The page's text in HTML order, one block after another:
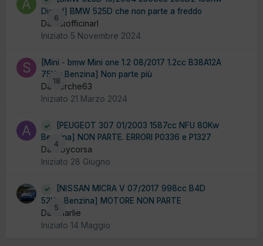
6
Diesel] BMW 525D che non parte a freddo
Da autofficinarl
Iniziato 5 Novembre 2024
18
[Mini - bmw Mini one 1.2 08/2017 1.2cc B38A12A
75Kw Benzina] Non parte più
Da Serche63
Iniziato 21 Marzo 2024
4
[PEUGEOT 307 01/2003 1587cc NFU 80Kw
Benzina] NON PARTE. ERRORI P0336 e P1327
Da albycorsa
Iniziato 28 Giugno
5
[NISSAN MICRA V 07/2017 998cc B4D
52Kw Benzina] MOTORE NON PARTE
Da Charlie
Iniziato 14 Maggio